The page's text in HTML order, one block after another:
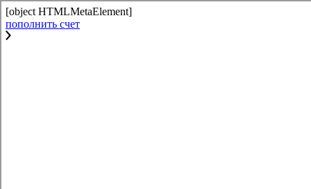
[object HTMLMetaElement]
пополнить счет